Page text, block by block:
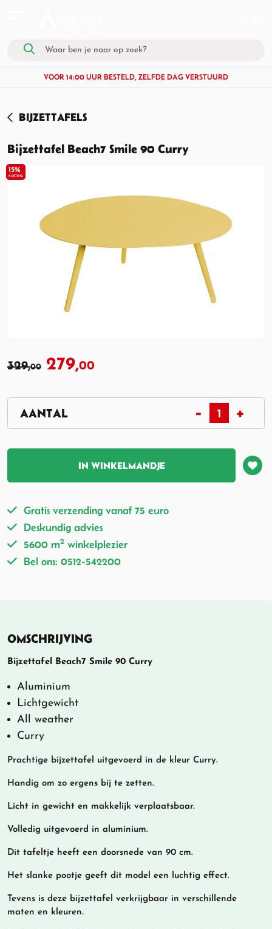
VOOR 14:00 UUR BESTELD, ZELFDE DAG VERSTUURD
BIJZETTAFELS
15%
KORTING
Bijzettafel Beach7 Smile 90 Curry
329,00 279,00
IN WINKELMANDJE
Gratis verzending vanaf 75 euro
Deskundig advies
5600 m2 winkelplezier
Bel ons: 0512-542200
OMSCHRIJVING
Bijzettafel Beach7 Smile 90 Curry
Aluminium
Lichtgewicht
All weather
Curry
Prachtige bijzettafel uitgevoerd in de kleur Curry.
Handig om zo ergens bij te zetten.
Licht in gewicht en makkelijk verplaatsbaar.
Volledig uitgevoerd in aluminium.
Dit tafeltje heeft een doorsnede van 90 cm.
Het slanke pootje geeft dit model een luchtig effect.
Tevens is deze bijzettafel verkrijgbaar in verschillende
maten en kleuren.